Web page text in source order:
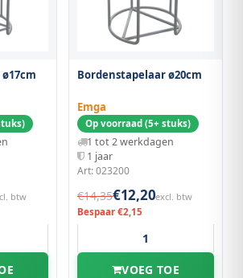
btw
Bordenstapelaar ø20cm
Emga
Op voorraad (5+ stuks)
1 tot 2 werkdagen
1 jaar
Art: 023200
€14,35€12,20excl. btw
Bespaar €2,15
VOEG TOE